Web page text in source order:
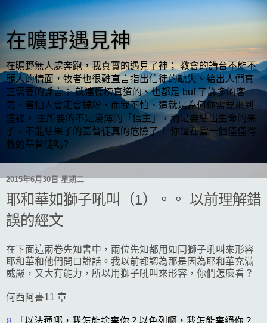
在曠野遇見神
在曠野無人處奔跑，我真實的遇見了神； 教會的講台不能不
顧人的情面，牧者也很難直言指出信徒的缺失、給出人們真
正需要的諍言； 就連標榜真道的、也都是 buf 了許多的客
氣，害怕人會走會掉粉，而我不怕、這就是為何你需要來到
這裡。 主所要的不是淺薄的「信主」，而是要結出生命的果
子，不能結果子的基督徒真的危險了！ 你還在當一個僅僅得
救的基督徒嗎?
2015年6月30日 星期二
耶和華如獅子吼叫（1）。。 以前理解錯
誤的經文
在下面這兩卷先知書中，兩位先知都用如同獅子吼叫來形容
耶和華和他們開口說話。我以前都認為那是因為耶和華充滿
威嚴，又大有能力，所以用獅子吼叫來形容，你們怎麼看？
何西阿書11 章
「 以法蓮哪，我怎能捨棄你？ 以色列 啊，我怎能棄絕你？